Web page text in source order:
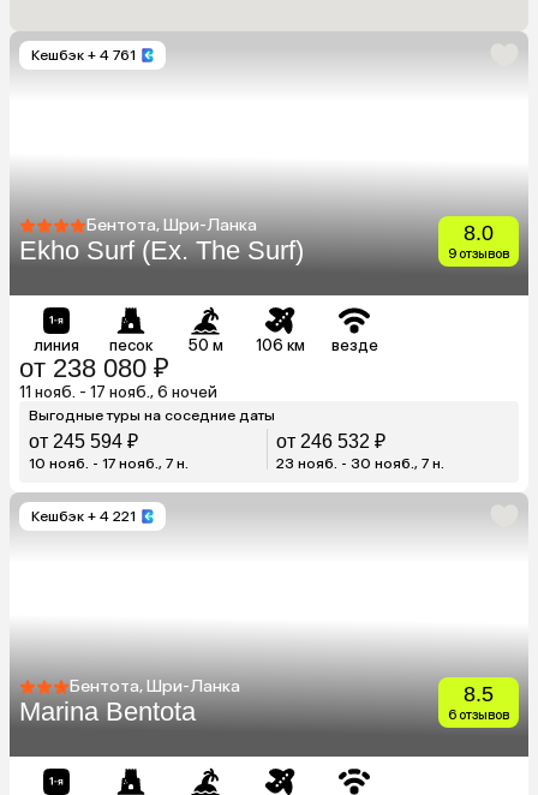
Кешбэк + 4 761
Бентота, Шри-Ланка
Ekho Surf (Ex. The Surf)
8.0
9 отзывов
линия песок 50 м 106 км везде
от 238 080 ₽
11 нояб. - 17 нояб., 6 ночей
Выгодные туры на соседние даты
от 245 594 ₽
10 нояб. - 17 нояб., 7 н.
от 246 532 ₽
23 нояб. - 30 нояб., 7 н.
Кешбэк + 4 221
Бентота, Шри-Ланка
Marina Bentota
8.5
6 отзывов